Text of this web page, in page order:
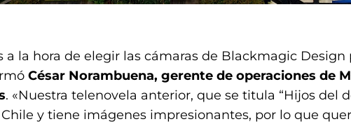
a la hora de elegir las cámaras de Blackmagic Design
César Norambuena, gerente de operaciones de
. «Nuestra telenovela anterior, que se titula “Hijos del
y tiene imágenes impresionantes, por lo que